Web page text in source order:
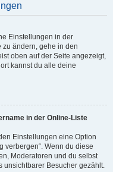
Einstellungen in der
zu ändern, gehe in den
oben auf der Seite angezeigt,
kannst du alle deine
in der Online-Liste
Einstellungen eine Option
verbergen“. Wenn du diese
Moderatoren und du selbst
unsichtbarer Besucher gezählt.